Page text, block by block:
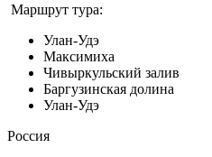
Маршрут тура:
Улан-Удэ
Максимиха
Чивыркульский залив
Баргузинская долина
Улан-Удэ
Россия